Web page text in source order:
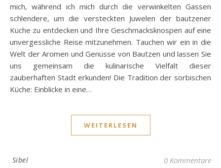
mich, während ich mich durch die verwinkelten Gassen
schlendere, um die versteckten Juwelen der bautzener
Küche zu entdecken und Ihre Geschmacksknospen auf eine
unvergessliche Reise mitzunehmen. Tauchen wir ein in die
Welt der Aromen und Genüsse von Bautzen und lassen Sie
uns gemeinsam die kulinarische Vielfalt dieser
zauberhaften Stadt erkunden! Die Tradition der sorbischen
Küche: Einblicke in eine…
WEITERLESEN
Sibel 0 Kommentare